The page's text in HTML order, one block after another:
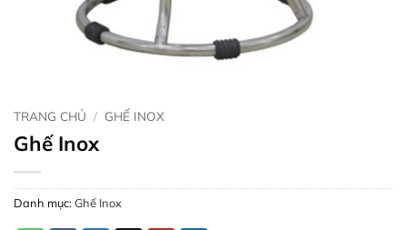
TRANG CHỦ / GHẾ INOX
Ghế Inox
Danh mục:Ghế Inox